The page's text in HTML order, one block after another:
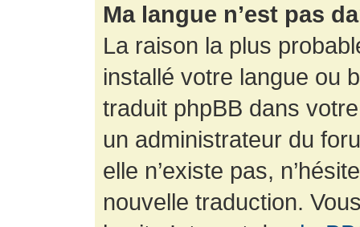
Ma langue n’est pas
La raison la plus
installé votre langue ou
traduit phpBB dans
un administrateur du
elle n’existe pas,
nouvelle traduction.